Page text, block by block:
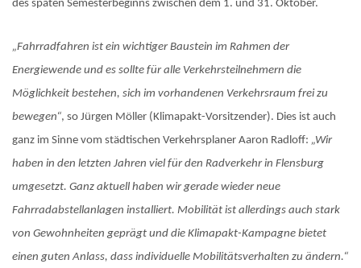
des späten Semesterbeginns zwischen dem 1. und 31. Oktober.
„Fahrradfahren ist ein wichtiger Baustein im Rahmen der
Energiewende und es sollte für alle Verkehrsteilnehmern die
Möglichkeit bestehen, sich im vorhandenen Verkehrsraum frei zu
bewegen“, so Jürgen Möller (Klimapakt-Vorsitzender). Dies ist auch
ganz im Sinne vom städtischen Verkehrsplaner Aaron Radloff: „Wir
haben in den letzten Jahren viel für den Radverkehr in Flensburg
umgesetzt. Ganz aktuell haben wir gerade wieder neue
Fahrradabstellanlagen installiert. Mobilität ist allerdings auch stark
von Gewohnheiten geprägt und die Klimapakt-Kampagne bietet
einen guten Anlass, dass individuelle Mobilitätsverhalten zu ändern.“